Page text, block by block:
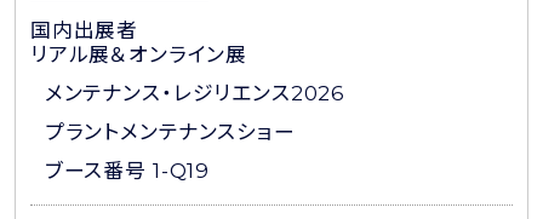
国内出展者
リアル展＆オンライン展
メンテナンス・レジリエンス2026
プラントメンテナンスショー
ブース番号 1-Q19